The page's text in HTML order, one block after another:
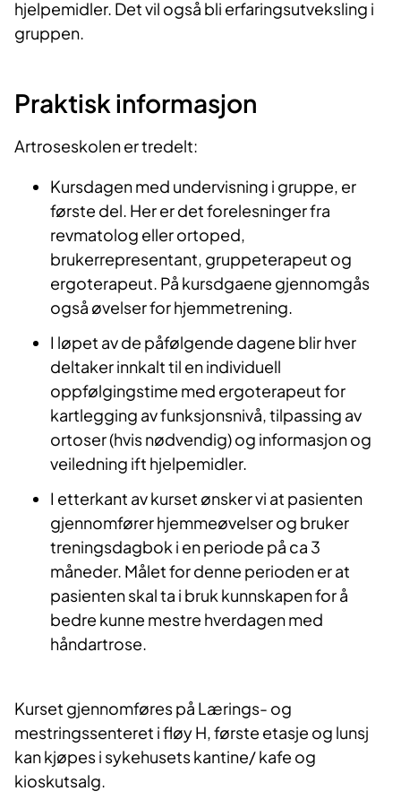
hjelpemidler. Det vil også bli erfaringsutveksling i
gruppen.
Praktisk informasjon
Artroseskolen er tredelt:
Kursdagen med undervisning i gruppe, er
første del. Her er det forelesninger fra
revmatolog eller ortoped,
brukerrepresentant, gruppeterapeut og
ergoterapeut. På kursdgaene gjennomgås
også øvelser for hjemmetrening.
I løpet av de påfølgende dagene blir hver
deltaker innkalt til en individuell
oppfølgingstime med ergoterapeut for
kartlegging av funksjonsnivå, tilpassing av
ortoser (hvis nødvendig) og informasjon og
veiledning ift hjelpemidler.
I etterkant av kurset ønsker vi at pasienten
gjennomfører hjemmeøvelser og bruker
treningsdagbok i en periode på ca 3
måneder. Målet for denne perioden er at
pasienten skal ta i bruk kunnskapen for å
bedre kunne mestre hverdagen med
håndartrose.
Kurset gjennomføres på Lærings- og
mestringssenteret i fløy H, første etasje og lunsj
kan kjøpes i sykehusets kantine/ kafe og
kioskutsalg.